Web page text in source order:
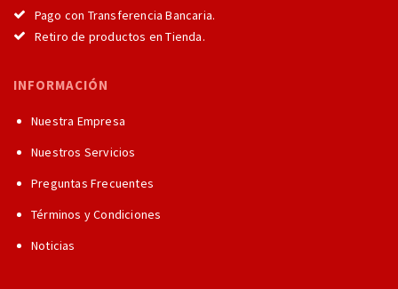
Pago con Transferencia Bancaria.
Retiro de productos en Tienda.
INFORMACIÓN
Nuestra Empresa
Nuestros Servicios
Preguntas Frecuentes
Términos y Condiciones
Noticias